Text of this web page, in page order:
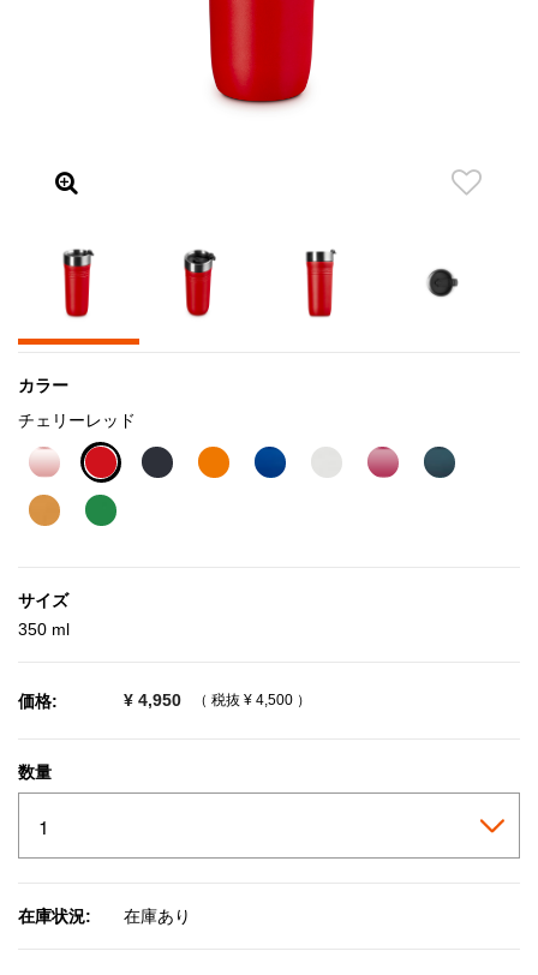
カラー
チェリーレッド
selected
サイズ
350 ml
価格: ¥ 4,950 （ 税抜 ¥ 4,500 ）
数量
在庫状況: 在庫あり